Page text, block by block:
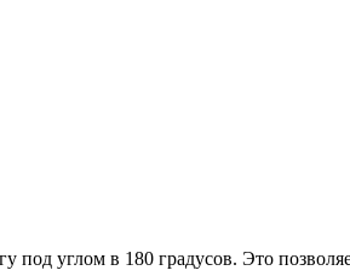
углом в 180 градусов. Это